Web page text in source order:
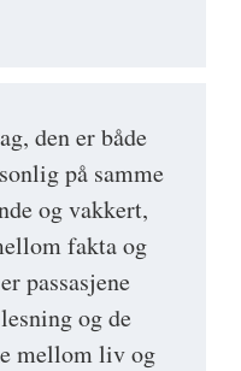
den er både
på samme
og vakkert,
fakta og
passasjene
og de
mellom liv og